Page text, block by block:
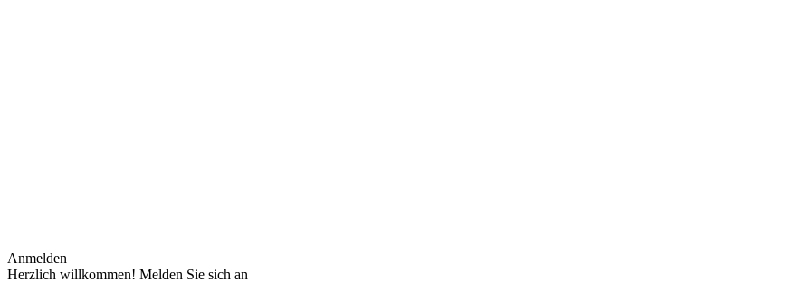
Anmelden
Herzlich willkommen! Melden Sie sich an